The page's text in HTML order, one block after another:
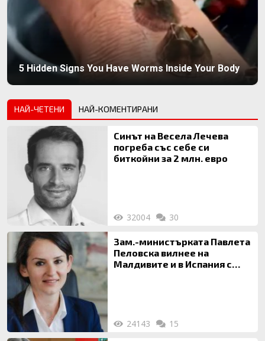
5 Hidden Signs You Have Worms Inside Your Body
НАЙ-ЧЕТЕНИ НАЙ-КОМЕНТИРАНИ
Синът на Весела Лечева
погреба със себе си
биткойни за 2 млн. евро
32004 30
Зам.-министърката Павлета
Пеловска вилнее на
Малдивите и в Испания с
24143 15